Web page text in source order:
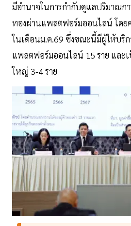
มีอำนาจในการกำกับดูแลปริมาณก
ทองผ่านแพลตฟอร์มออนไลน์ โดยค
ในเดือนม.ค.69 ซึ่งขณะนี้มีผู้ให้บริ
แพลตฟอร์มออนไลน์ 15 ราย และเ
ใหญ่ 3-4 ราย